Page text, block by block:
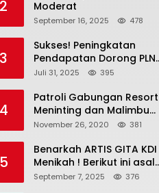
2
Moderat
September 16, 2025 478
3
Sukses! Peningkatan
Pendapatan Dorong PLN
Masuk Fortune Global 500
Juli 31, 2025 395
4
Patroli Gabungan Resort
Meninting dan Malimbu
Bersama TNI – POLRI
November 26, 2020 381
5
Benarkah ARTIS GITA KDI
Menikah ! Berikut ini asal
calon suaminya dan intip
September 7, 2025 376